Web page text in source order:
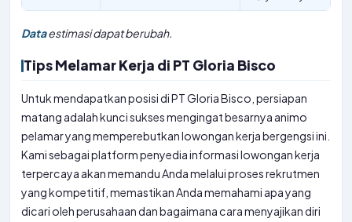
Dataestimasi dapat berubah.
Tips Melamar Kerja di PT Gloria Bisco
Untuk mendapatkan posisi di PT Gloria Bisco, persiapan
matang adalah kunci sukses mengingat besarnya animo
pelamar yang memperebutkan lowongan kerja bergengsi ini.
Kami sebagai platform penyedia informasi lowongan kerja
terpercaya akan memandu Anda melalui proses rekrutmen
yang kompetitif, memastikan Anda memahami apa yang
dicari oleh perusahaan dan bagaimana cara menyajikan diri